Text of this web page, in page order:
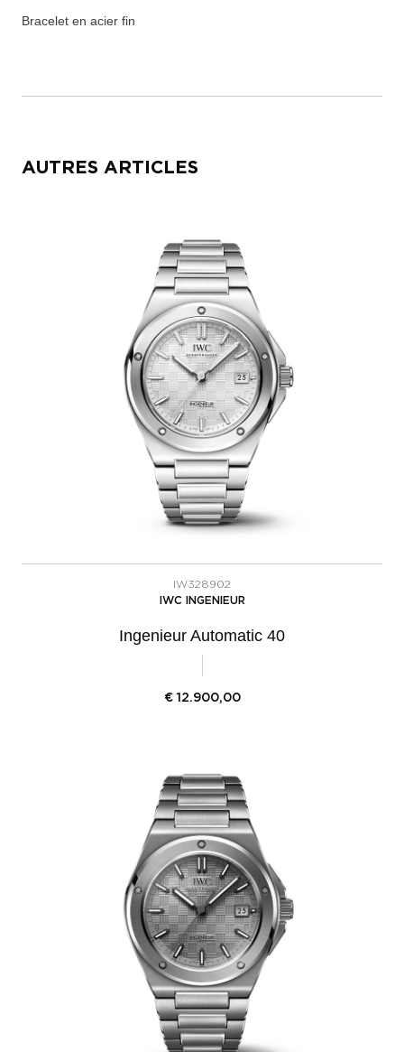
Bracelet en acier fin
AUTRES ARTICLES
IW328902
IWC INGENIEUR
Ingenieur Automatic 40
€ 12.900,00